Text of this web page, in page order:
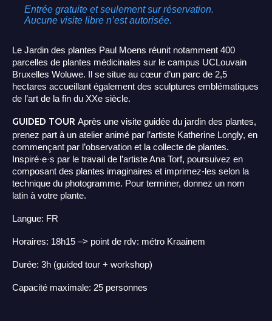
Entrée gratuite et seulement sur réservation.
Aucune visite libre n’est autorisée.
Le Jardin des plantes Paul Moens réunit notamment 400
parcelles de plantes médicinales sur le campus UCLouvain
Bruxelles Woluwe. Il se situe au cœur d’un parc de 2,5
hectares accueillant également des sculptures emblématiques
de l’art de la fin du XXe siècle.
GUIDED TOUR Après une visite guidée du jardin des plantes,
prenez part à un atelier animé par l’artiste Katherine Longly, en
commençant par l’observation et la collecte de plantes.
Inspiré·e·s par le travail de l’artiste Ana Torf, poursuivez en
composant des plantes imaginaires et imprimez-les selon la
technique du photogramme. Pour terminer, donnez un nom
latin à votre plante.
Langue: FR
Horaires: 18h15 –> point de rdv: métro Kraainem
Durée: 3h (guided tour + workshop)
Capacité maximale: 25 personnes